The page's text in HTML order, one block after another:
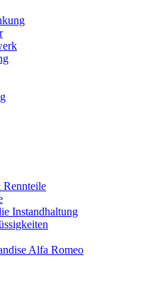
Instandhaltung
Alfa Romeo